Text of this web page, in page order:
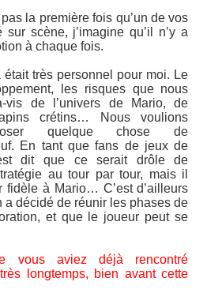
la première fois qu’un de vos
scène, j’imagine qu’il n’y a
à chaque fois.
très personnel pour moi. Le
les risques que nous
vis de l’univers de Mario, de
crétins… Nous voulions
quelque chose de
En tant que fans de jeux de
dit que ce serait drôle de
au tour par tour, mais il
fidèle à Mario… C’est d’ailleurs
a décidé de réunir les phases de
et que le joueur peut se
vous aviez déjà rencontré
longtemps, bien avant cette